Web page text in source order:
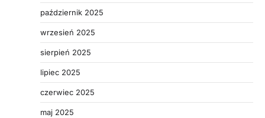
październik 2025
wrzesień 2025
sierpień 2025
lipiec 2025
czerwiec 2025
maj 2025